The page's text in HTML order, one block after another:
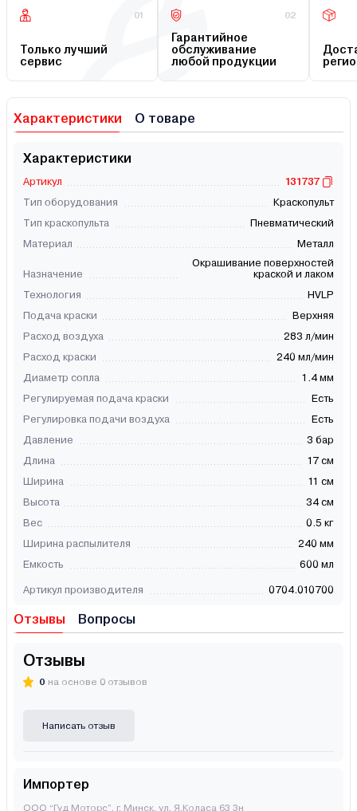
01
Только лучший
сервис
02
Гарантийное
обслуживание
любой продукции
Характеристики О товаре
Характеристики
Артикул
131737
Тип оборудования
Краскопульт
Тип краскопульта
Пневматический
Материал
Металл
Назначение
Окрашивание поверхностей
краской и лаком
Технология
HVLP
Подача краски
Верхняя
Расход воздуха
283 л/мин
Расход краски
240 мл/мин
Диаметр сопла
1.4 мм
Регулируемая подача краски
Есть
Регулировка подачи воздуха
Есть
Давление
3 бар
Длина
17 см
Ширина
11 см
Высота
34 см
Вес
0.5 кг
Ширина распылителя
240 мм
Емкость
600 мл
Артикул производителя 0704.010700
Отзывы Вопросы
Отзывы
0 на основе 0 отзывов
Написать отзыв
Импортер
ООО “Гуд Моторс”, г. Минск, ул. Я.Коласа 63 3н